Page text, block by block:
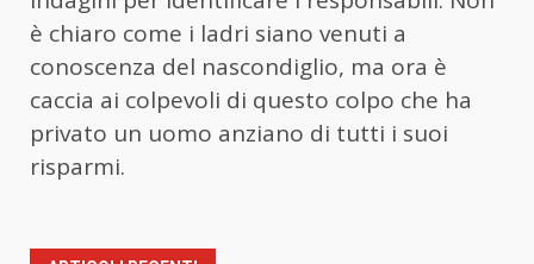
è chiaro come i ladri siano venuti a
conoscenza del nascondiglio, ma ora è
caccia ai colpevoli di questo colpo che ha
privato un uomo anziano di tutti i suoi
risparmi.